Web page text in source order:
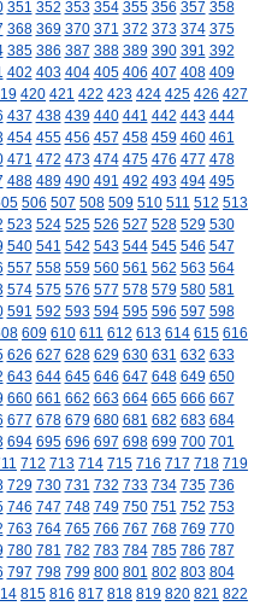
351 352 353 354 355 356 357 358
368 369 370 371 372 373 374 375
385 386 387 388 389 390 391 392
402 403 404 405 406 407 408 409
420 421 422 423 424 425 426 427
437 438 439 440 441 442 443 444
454 455 456 457 458 459 460 461
471 472 473 474 475 476 477 478
488 489 490 491 492 493 494 495
506 507 508 509 510 511 512 513
523 524 525 526 527 528 529 530
540 541 542 543 544 545 546 547
557 558 559 560 561 562 563 564
574 575 576 577 578 579 580 581
591 592 593 594 595 596 597 598
609 610 611 612 613 614 615 616
626 627 628 629 630 631 632 633
643 644 645 646 647 648 649 650
660 661 662 663 664 665 666 667
677 678 679 680 681 682 683 684
694 695 696 697 698 699 700 701
712 713 714 715 716 717 718 719
729 730 731 732 733 734 735 736
746 747 748 749 750 751 752 753
763 764 765 766 767 768 769 770
780 781 782 783 784 785 786 787
797 798 799 800 801 802 803 804
815 816 817 818 819 820 821 822